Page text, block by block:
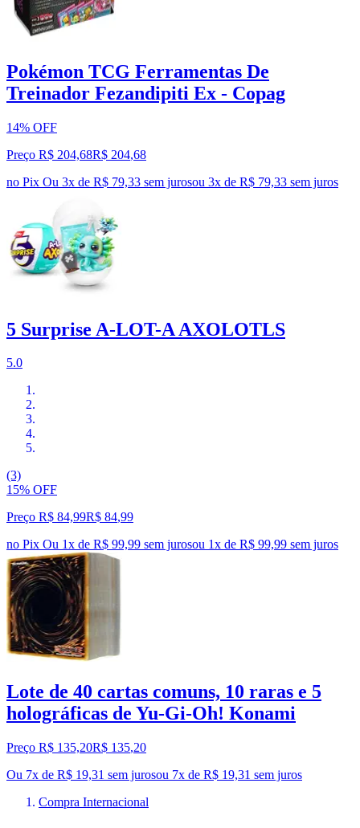
Pokémon TCG Ferramentas De
Treinador Fezandipiti Ex - Copag
14% OFF
Preço R$ 204,68R$ 204,68
no Pix Ou 3x de R$ 79,33 sem jurosou 3x de R$ 79,33 sem juros
5 Surprise A-LOT-A AXOLOTLS
5.0
(3)
15% OFF
Preço R$ 84,99R$ 84,99
no Pix Ou 1x de R$ 99,99 sem jurosou 1x de R$ 99,99 sem juros
Lote de 40 cartas comuns, 10 raras e 5
holográficas de Yu-Gi-Oh! Konami
Preço R$ 135,20R$ 135,20
Ou 7x de R$ 19,31 sem jurosou 7x de R$ 19,31 sem juros
Compra Internacional